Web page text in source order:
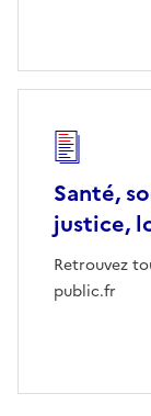
Santé,
justice,
Retrouvez
public.fr